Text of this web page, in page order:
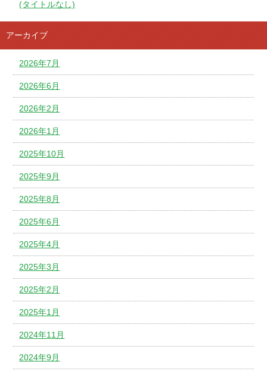
(タイトルなし)
アーカイブ
2026年7月
2026年6月
2026年2月
2026年1月
2025年10月
2025年9月
2025年8月
2025年6月
2025年4月
2025年3月
2025年2月
2025年1月
2024年11月
2024年9月